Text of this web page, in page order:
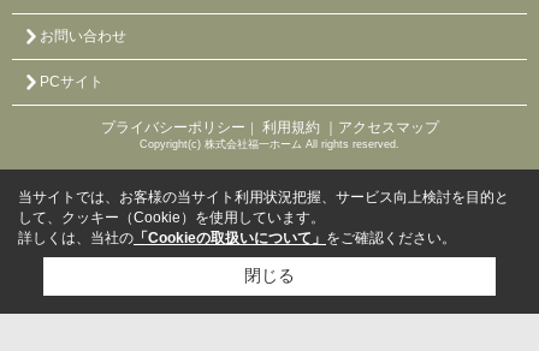
お問い合わせ
PCサイト
プライバシーポリシー ｜ 利用規約 ｜アクセスマップ
Copyright(c) 株式会社福一ホーム All rights reserved.
当サイトでは、お客様の当サイト利用状況把握、サービス向上検討を目的と
して、クッキー（Cookie）を使用しています。
詳しくは、当社の 「Cookieの取扱いについて」 をご確認ください。
閉じる